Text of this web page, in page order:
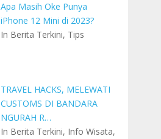
Apa Masih Oke Punya
iPhone 12 Mini di 2023?
In Berita Terkini, Tips
TRAVEL HACKS, MELEWATI
CUSTOMS DI BANDARA
NGURAH R…
In Berita Terkini, Info Wisata,